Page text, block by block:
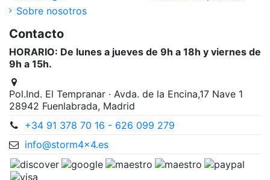
Sobre nosotros
Contacto
HORARIO: De lunes a jueves de 9h a 18h y viernes de
9h a 15h.
Pol.Ind. El Tempranar · Avda. de la Encina,17 Nave 1
28942 Fuenlabrada, Madrid
+34 91 378 70 16 - 626 099 279
info@storm4x4.es